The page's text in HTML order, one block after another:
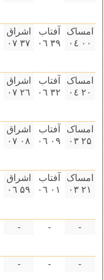
امساک
۰۰ ۰٤
آفتاب
۳٩ ۰٦
اشراق
۳٧ ۰٧
امساک
۲۰ ۰٤
آفتاب
۳۲ ۰٦
اشراق
۲٦ ۰٧
امساک
۲۵ ۰۳
آفتاب
۰٩ ۰٦
اشراق
۰٨ ۰٧
امساک
۲۱ ۰۳
آفتاب
۰۱ ۰٦
اشراق
۵٩ ۰٦
-
-
-
-
-
-